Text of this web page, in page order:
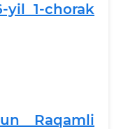
yil 1-chorak
Raqamli